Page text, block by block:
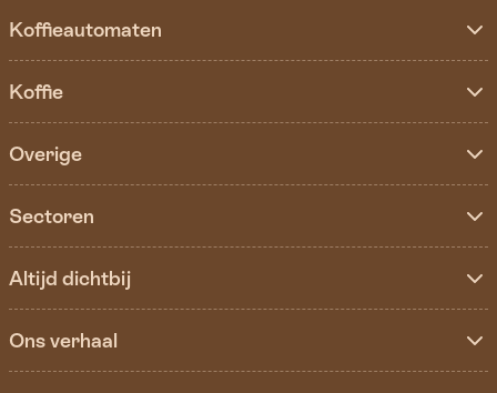
Koffieautomaten
Koffie
Overige
Sectoren
Altijd dichtbij
Ons verhaal